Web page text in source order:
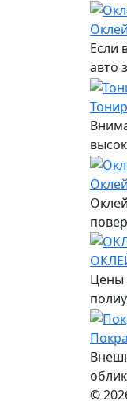
Если
авто
Цены
©